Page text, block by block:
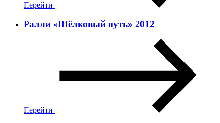
Перейти
Ралли «Шёлковый путь» 2012
Перейти